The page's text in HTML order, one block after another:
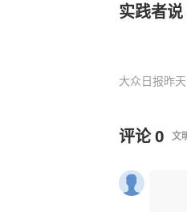
实践者
大众日报昨天
评论0 文